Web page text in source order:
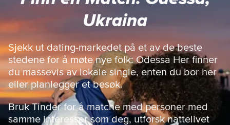
h
e
m
m
e
s
i
d
e
Ukraina
Sjekk ut dating-markedet på et av de beste
stedene for å møte nye folk: Odessa Her finner
du massevis av lokale single, enten du bor her
eller planlegger et besøk.
Bruk Tinder for å matche med personer med
samme interesser som deg, utforsk nattelivet